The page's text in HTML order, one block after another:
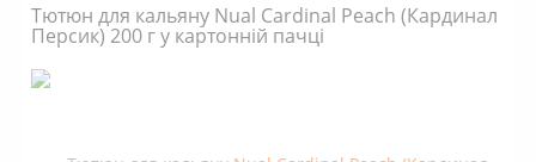
Тютюн для кальяну Nual Cardinal Peach (Кардинал
Персик) 200 г у картонній пачці